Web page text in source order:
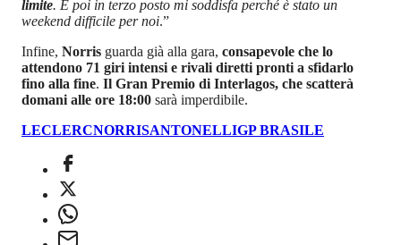
limite. E poi in terzo posto mi soddisfa perché è stato un
weekend difficile per noi.”
Infine, Norris guarda già alla gara, consapevole che lo
attendono 71 giri intensi e rivali diretti pronti a sfidarlo
fino alla fine. Il Gran Premio di Interlagos, che scatterà
domani alle ore 18:00 sarà imperdibile.
LECLERCNORRISANTONELLIGP BRASILE